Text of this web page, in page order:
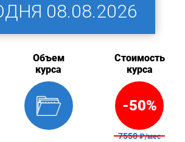
08.08.2026
Объем
курса
Стоимость
курса
-50%
7550₽/мес